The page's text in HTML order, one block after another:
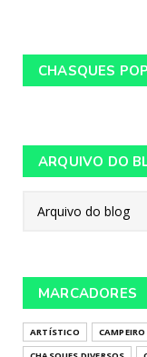
CHASQUES
ARQUIVO DO
MARCADORES
ARTÍSTICO CAMPEIRO